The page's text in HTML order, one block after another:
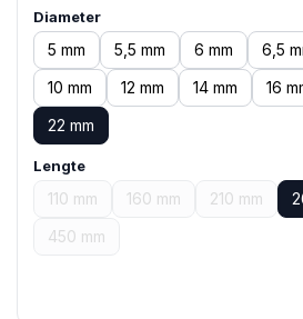
Diameter
5 mm 5,5 mm 6 mm 6,5
10 mm
12 mm 14 mm 16
22 mm
Lengte
110 mm 160 mm 210 mm
450 mm